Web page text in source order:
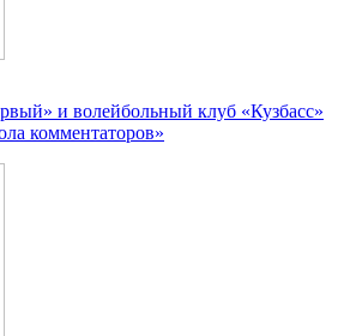
и волейбольный клуб «Кузбасс»
комментаторов»